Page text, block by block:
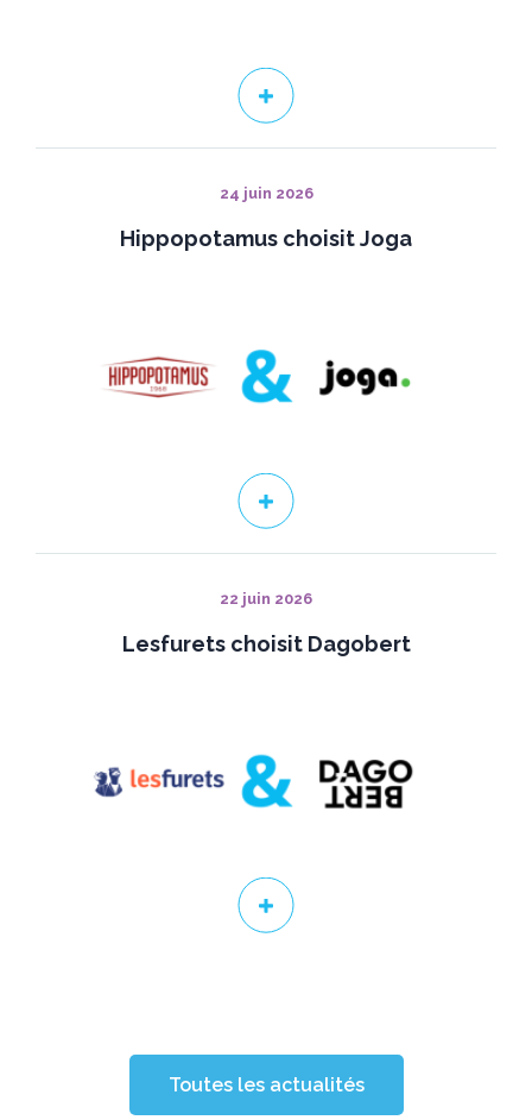
24 juin 2026
Hippopotamus choisit Joga
22 juin 2026
Lesfurets choisit Dagobert
Toutes les actualités